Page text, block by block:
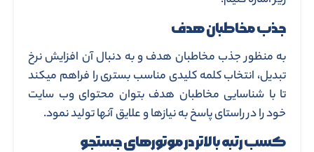
جذب مخاطبان هدف
به منظور جذب مخاطبان هدف و به دنبال آن افزایش نرخ
تبدیل، انتخاب کلمه کلیدی مناسب بستری را فراهم میکند
تا با شناسایی مخاطبان هدف بتوان محتوای وب سایت
خود را در راستای پاسخ به نیازها و علایق آنها تولید نمود.
کسب رتبه بالاتر در موتورهای جستجو